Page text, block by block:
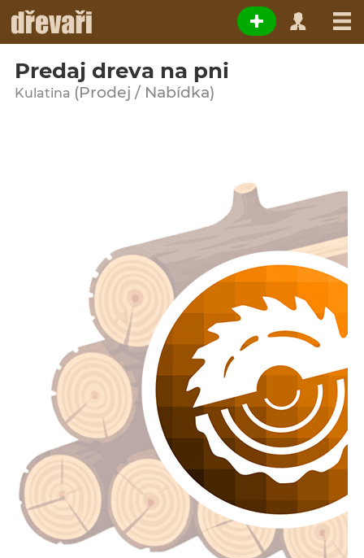
Predaj dreva na pni
Kulatina (Prodej / Nabídka)